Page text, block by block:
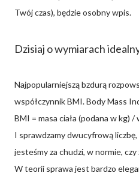
Twój czas), będzie osobny wpis.
Dzisiaj o wymiarach
Najpopularniejszą bzdurą
współczynnik BMI. Body Mass
BMI = masa ciała (podana w kg)
I sprawdzamy dwucyfrową
jesteśmy za chudzi, w normie, czy
W teorii sprawa jest bardzo